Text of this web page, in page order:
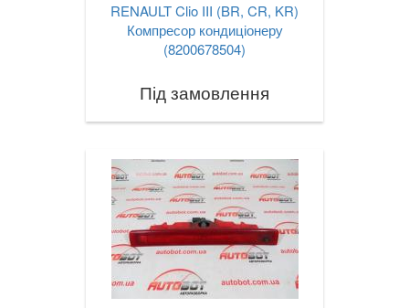
RENAULT Clio III (BR, CR, KR)
Компресор кондиціонеру
(8200678504)
Під замовлення